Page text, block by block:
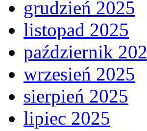
grudzień 2025
listopad 2025
październik
wrzesień 2025
sierpień 2025
lipiec 2025